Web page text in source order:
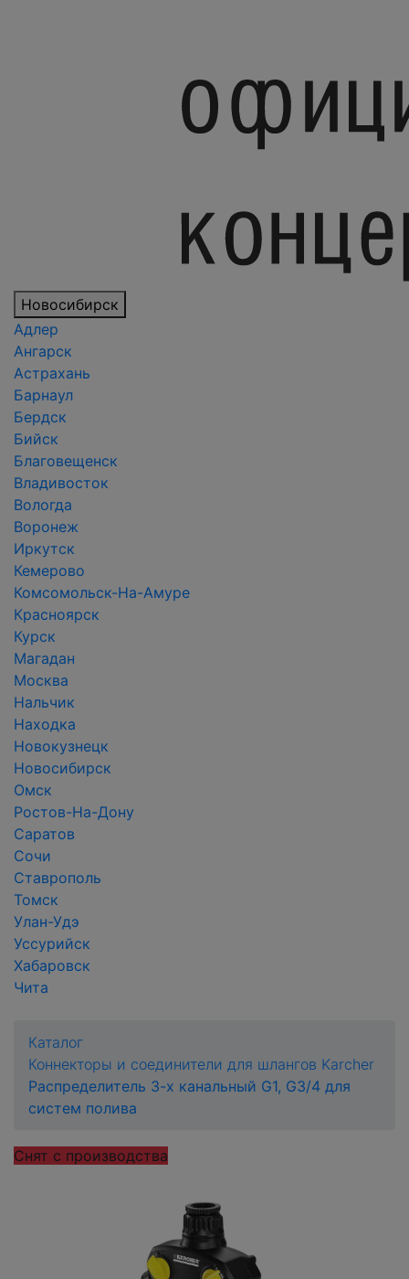
Новосибирск
Адлер
Ангарск
Астрахань
Барнаул
Бердск
Бийск
Благовещенск
Владивосток
Вологда
Воронеж
Иркутск
Кемерово
Комсомольск-На-Амуре
Красноярск
Курск
Магадан
Москва
Нальчик
Находка
Новокузнецк
Новосибирск
Омск
Ростов-На-Дону
Саратов
Сочи
Ставрополь
Томск
Улан-Удэ
Уссурийск
Хабаровск
Чита
Каталог
Коннекторы и соединители для шлангов Karcher
Распределитель 3-х канальный G1, G3/4 для
систем полива
Снят с производства